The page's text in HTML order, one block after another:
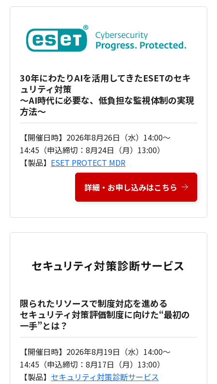
30年にわたりAIを活用してきたESETのセキ
ュリティ対策​
～AI時代に必要な、低負担な監視体制の実現
方法～
【開催日時】2026年8月26日（水）14:00～
14:45（申込締切：8月24日（月）13:00）
【製品】 ESET PROTECT MDR
詳細・お申し込みはこちら
限られたリソースで制度対応を進める
セキュリティ対策評価制度に向けた“最初の
一手”とは？
【開催日時】2026年8月19日（水）14:00～
14:45（申込締切：8月17日（月）13:00）
【製品】 セキュリティ対策診断サービス